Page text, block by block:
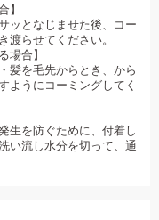
】
ッとなじませた後、コー
渡らせてください。
場合】
髪を毛先からとき、から
ようにコーミングしてく
生を防ぐために、付着し
い流し水分を切って、通